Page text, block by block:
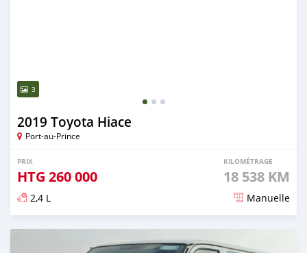
3
2019 Toyota Hiace
Port-au-Prince
PRIX
HTG 260 000
KILOMÉTRAGE
18 538 KM
2,4 L Manuelle
Publié il y a environ 3 ans